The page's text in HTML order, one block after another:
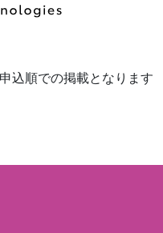
込順での掲載となります